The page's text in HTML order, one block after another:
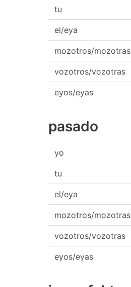
tu
el/eya
mozotros/mozotras
vozotros/vozotras
eyos/eyas
pasado
yo
tu
el/eya
mozotros/mozotras
vozotros/vozotras
eyos/eyas